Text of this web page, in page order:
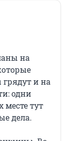
на
и на
одни
месте тут
дела.